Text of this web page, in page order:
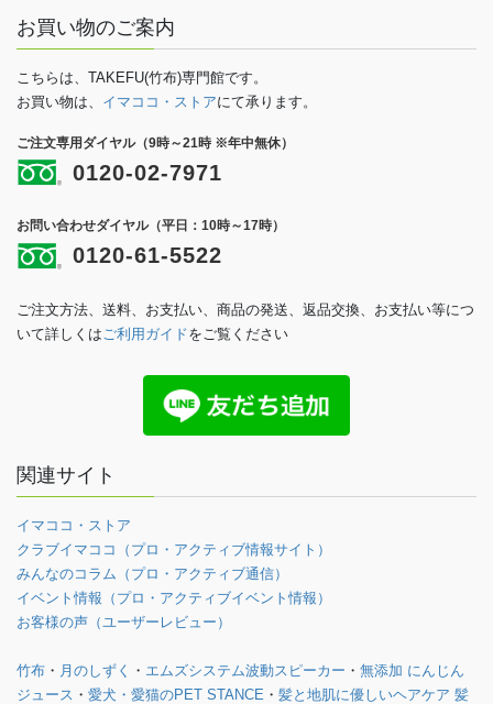
お買い物のご案内
こちらは、TAKEFU(竹布)専門館です。
お買い物は、 イマココ・ストアにて承ります。
ご注文専用ダイヤル（9時～21時 ※年中無休）
0120-02-7971
お問い合わせダイヤル（平日：10時～17時）
0120-61-5522
ご注文方法、送料、お支払い、商品の発送、返品交換、お支払い等につ
いて詳しくはご利用ガイドをご覧ください
関連サイト
イマココ・ストア
クラブイマココ（プロ・アクティブ情報サイト）
みんなのコラム（プロ・アクティブ通信）
イベント情報（プロ・アクティブイベント情報）
お客様の声（ユーザーレビュー）
竹布 ・ 月のしずく ・ エムズシステム波動スピーカー ・ 無添加 にんじん
ジュース ・ 愛犬・愛猫のPET STANCE ・ 髪と地肌に優しいヘアケア 髪